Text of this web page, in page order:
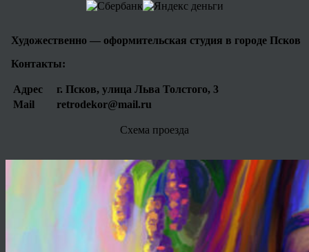
Художественно — оформительская студия в городе Псков
Контакты:
Адрес
г. Псков, улица Льва Толстого, 3
Mail
retrodekor@mail.ru
Схема проезда